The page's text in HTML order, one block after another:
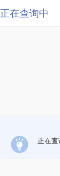
正在查询中
正在查